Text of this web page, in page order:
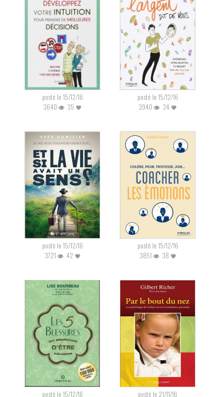
posté le 15/12/16
3640
35
posté le 15/12/16
3940
34
posté le 15/12/16
3721
42
posté le 15/12/16
3851
38
posté le 15/12/16 posté le 21/11/16